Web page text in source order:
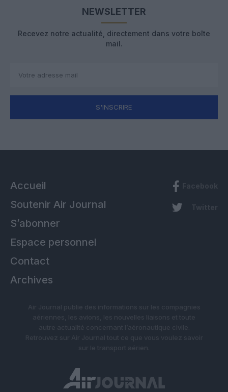
NEWSLETTER
Recevez notre actualité, directement dans votre boîte
mail.
S'INSCRIRE
Accueil
Soutenir Air Journal
S’abonner
Espace personnel
Contact
Archives